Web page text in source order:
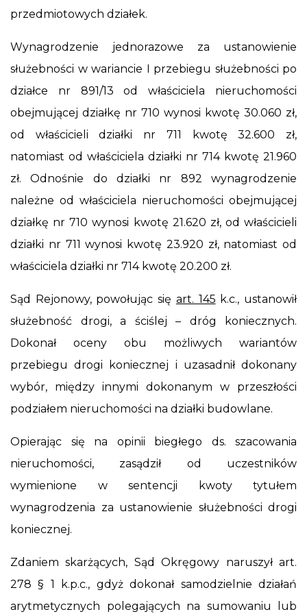
przedmiotowych działek.
Wynagrodzenie jednorazowe za ustanowienie
służebności w wariancie I przebiegu służebności po
działce nr 891/13 od właściciela nieruchomości
obejmującej działkę nr 710 wynosi kwotę 30.060 zł,
od właścicieli działki nr 711 kwotę 32.600 zł,
natomiast od właściciela działki nr 714 kwotę 21.960
zł. Odnośnie do działki nr 892 wynagrodzenie
należne od właściciela nieruchomości obejmującej
działkę nr 710 wynosi kwotę 21.620 zł, od właścicieli
działki nr 711 wynosi kwotę 23.920 zł, natomiast od
właściciela działki nr 714 kwotę 20.200 zł.
Sąd Rejonowy, powołując się art. 145 k.c., ustanowił
służebność drogi, a ściślej – dróg koniecznych.
Dokonał oceny obu możliwych wariantów
przebiegu drogi koniecznej i uzasadnił dokonany
wybór, między innymi dokonanym w przeszłości
podziałem nieruchomości na działki budowlane.
Opierając się na opinii biegłego ds. szacowania
nieruchomości, zasądził od uczestników
wymienione w sentencji kwoty tytułem
wynagrodzenia za ustanowienie służebności drogi
koniecznej.
Zdaniem skarżących, Sąd Okręgowy naruszył art.
278 § 1 k.p.c., gdyż dokonał samodzielnie działań
arytmetycznych polegających na sumowaniu lub